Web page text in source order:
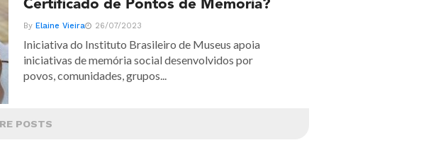
Certificado de Pontos de Memória?
ByElaine Vieira 26/07/2023
Iniciativa do Instituto Brasileiro de Museus apoia
iniciativas de memória social desenvolvidos por
povos, comunidades, grupos...
POSTS